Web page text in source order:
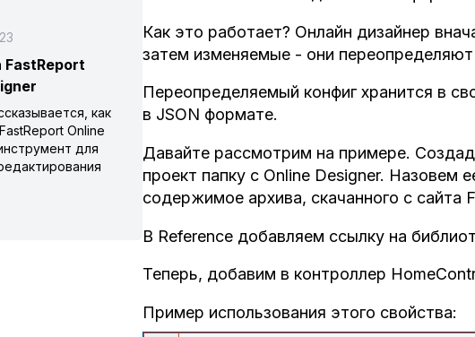
Как это работает? Онлайн дизайнер
затем изменяемые - они переопределяют
Переопределяемый конфиг хранится в
в JSON формате.
Давайте рассмотрим на примере.
проект папку с Online Designer. Назовем
содержимое архива, скачанного с сайта
В Reference добавляем ссылку на
Теперь, добавим в контроллер
Пример использования этого свойства:
FastReport
как
Online
для